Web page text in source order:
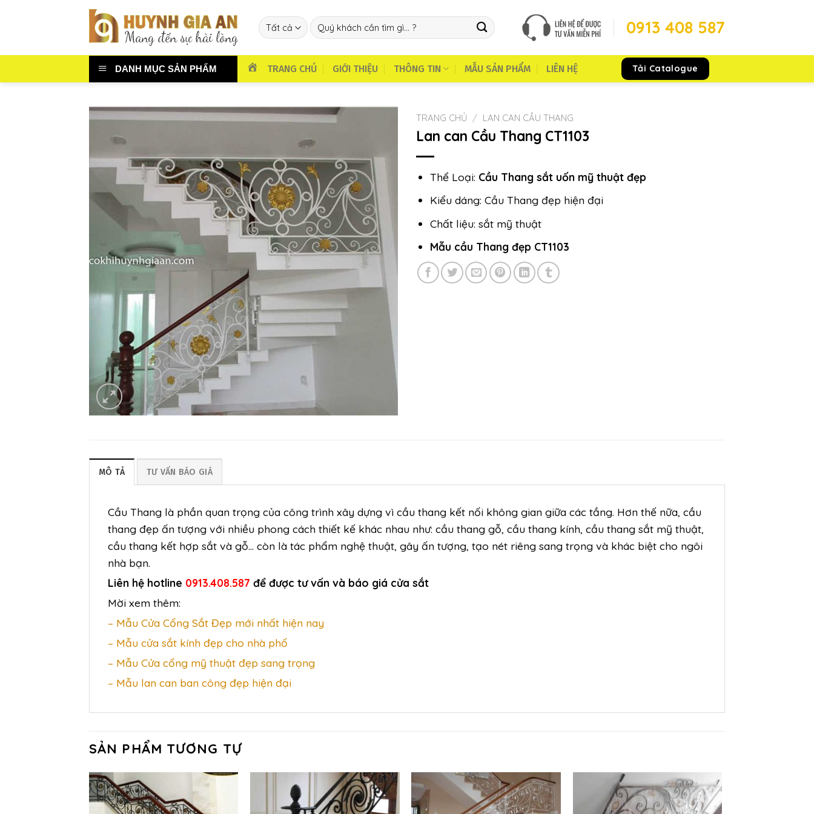
dung
Tìm
kiếm:
0913 408 587
DANH MỤC SẢN PHẨM TRANG CHỦ GIỚI THIỆU THÔNG TIN MẪU SẢN PHẨM LIÊN HỆ Tải Catalogue
TRANG CHỦ / LAN CAN CẦU THANG
Lan can Cầu Thang CT1103
Thể Loại: Cầu Thang sắt uốn mỹ thuật đẹp
Kiểu dáng: Cầu Thang đẹp hiện đại
Chất liệu: sắt mỹ thuật
Mẫu cầu Thang đẹp CT1103
MÔ TẢ TƯ VẤN BÁO GIÁ
Cầu Thang là phần quan trọng của công trình xây dựng vì cầu thang kết nối không gian giữa các tầng. Hơn thế nữa, cầu
thang đẹp ấn tượng với nhiều phong cách thiết kế khác nhau như: cầu thang gỗ, cầu thang kính, cầu thang sắt mỹ thuật,
cầu thang kết hợp sắt và gỗ… còn là tác phẩm nghệ thuật, gây ấn tượng, tạo nét riêng sang trọng và khác biệt cho ngôi
nhà bạn.
Liên hệ hotline 0913.408.587 để được tư vấn và báo giá cửa sắt
Mời xem thêm:
– Mẫu Cửa Cổng Sắt Đẹp mới nhất hiện nay
– Mẫu cửa sắt kính đẹp cho nhà phố
– Mẫu Cửa cổng mỹ thuật đẹp sang trọng
– Mẫu lan can ban công đẹp hiện đại
SẢN PHẨM TƯƠNG TỰ